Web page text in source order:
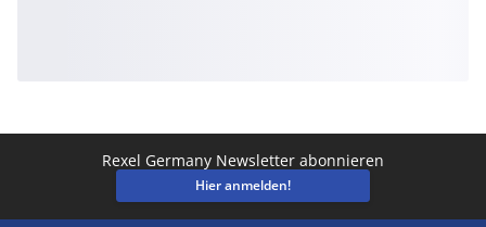
Rexel Germany Newsletter abonnieren
Hier anmelden!